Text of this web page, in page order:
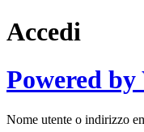
Accedi
Powered by
Nome utente o indirizzo